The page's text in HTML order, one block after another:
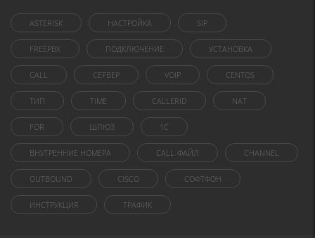
ASTERISK НАСТРОЙКА SIP
FREEPBX ПОДКЛЮЧЕНИЕ УСТАНОВКА
CALL СЕРВЕР VOIP CENTOS
ТИП TIME CALLERID NAT
FOR ШЛЮЗ 1C
ВНУТРЕННИЕ НОМЕРА CALL-ФАЙЛ CHANNEL
OUTBOUND CISCO СОФТФОН
ИНСТРУКЦИЯ ТРАФИК